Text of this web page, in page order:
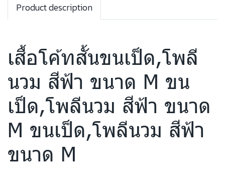
Product description
เสื้อโค้ทสั้นขนเป็ด,โพลี
นวม สีฟ้า ขนาด M ขน
เป็ด,โพลีนวม สีฟ้า ขนาด
M ขนเป็ด,โพลีนวม สีฟ้า
ขนาด M